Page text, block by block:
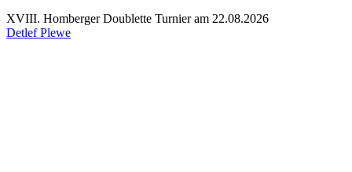
XVIII. Homberger Doublette Turnier am 22.08.2026
Detlef Plewe